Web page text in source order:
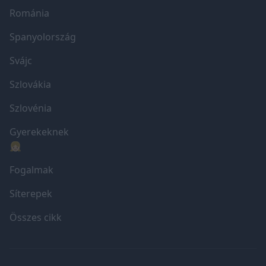
Románia
Spanyolország
Svájc
Szlovákia
Szlovénia
Gyerekeknek
👧🏼
Fogalmak
Síterepek
Összes cikk